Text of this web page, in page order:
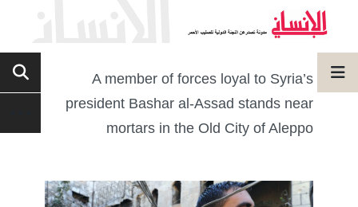
A member of forces loyal to Syria’s
president Bashar al-Assad stands near
mortars in the Old City of Aleppo